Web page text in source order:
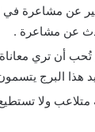
عن مشاعرة في
عن مشاعرة .
أن تري
هذا البرج
متلاعب ولا